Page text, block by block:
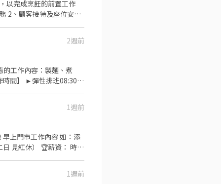
2週前
工作內容：製麵、煮
時間】 ►彈性排班08:30-
1週前
1週前